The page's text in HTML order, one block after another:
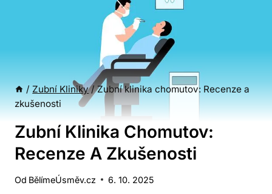
/ Zubní Kliniky / Zubní klinika chomutov: Recenze a
zkušenosti
Zubní Klinika Chomutov:
Recenze A Zkušenosti
Od BělímeÚsměv.cz 6. 10. 2025